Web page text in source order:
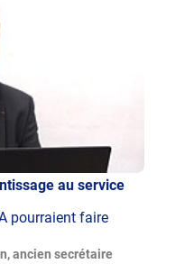
au service
pourraient faire
ancien secrétaire